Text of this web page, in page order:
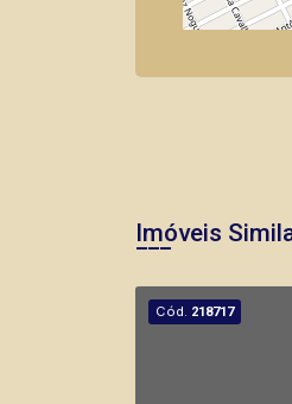
Imóveis
Cód. 218717